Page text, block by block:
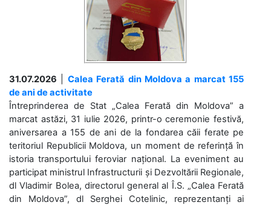
31.07.2026
Calea Ferată din Moldova a marcat 155
de ani de activitate
Întreprinderea de Stat „Calea Ferată din Moldova” a
marcat astăzi, 31 iulie 2026, printr-o ceremonie festivă,
aniversarea a 155 de ani de la fondarea căii ferate pe
teritoriul Republicii Moldova, un moment de referință în
istoria transportului feroviar național. La eveniment au
participat ministrul Infrastructurii și Dezvoltării Regionale,
dl Vladimir Bolea, directorul general al Î.S. „Calea Ferată
din Moldova”, dl Serghei Cotelinic, reprezentanți ai